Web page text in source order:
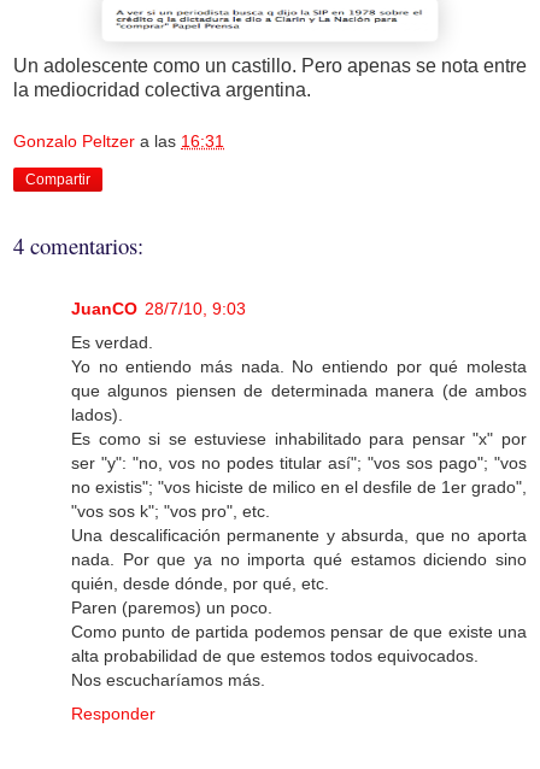
Un adolescente como un castillo. Pero apenas se nota entre
la mediocridad colectiva argentina.
Gonzalo Peltzer a las 16:31
Compartir
4 comentarios:
JuanCO 28/7/10, 9:03
Es verdad.
Yo no entiendo más nada. No entiendo por qué molesta
que algunos piensen de determinada manera (de ambos
lados).
Es como si se estuviese inhabilitado para pensar "x" por
ser "y": "no, vos no podes titular así"; "vos sos pago"; "vos
no existis"; "vos hiciste de milico en el desfile de 1er grado",
"vos sos k"; "vos pro", etc.
Una descalificación permanente y absurda, que no aporta
nada. Por que ya no importa qué estamos diciendo sino
quién, desde dónde, por qué, etc.
Paren (paremos) un poco.
Como punto de partida podemos pensar de que existe una
alta probabilidad de que estemos todos equivocados.
Nos escucharíamos más.
Responder